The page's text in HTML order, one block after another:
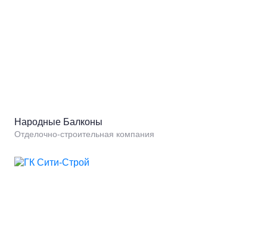
Народные Балконы
Отделочно-строительная компания